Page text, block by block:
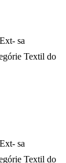
sa
Textil do
sa
Textil do